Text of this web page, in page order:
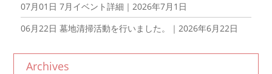
07月01日 7月イベント詳細｜2026年7月1日
06月22日 墓地清掃活動を行いました。｜2026年6月22日
Archives